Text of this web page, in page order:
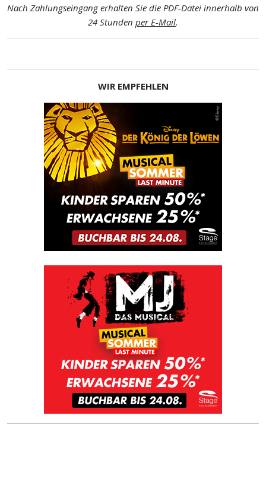
Nach Zahlungseingang erhalten Sie die PDF-Datei innerhalb von
24 Stunden per E-Mail.
WIR EMPFEHLEN